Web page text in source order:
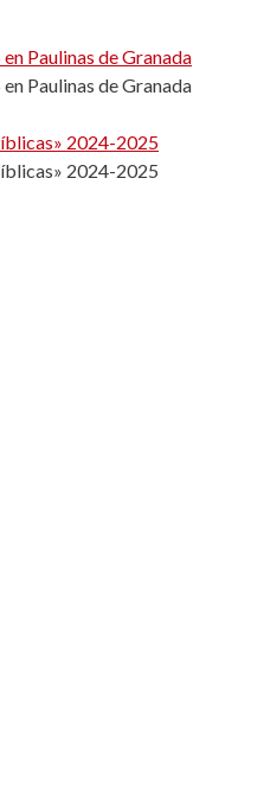
Paulinas de Granada
Paulinas de Granada
2024-2025
2024-2025